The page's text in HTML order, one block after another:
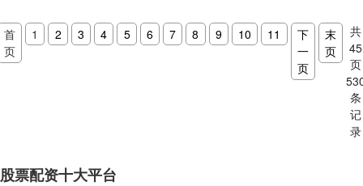
首
页
1 2 3 4 5 6 7 8 9 10 11
下
一
页
末
页
共
45
页
条
记
录
股票配资十大平台